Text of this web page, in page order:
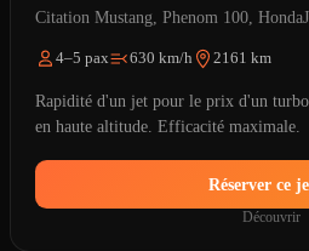
Citation Mustang, Phenom 100,
4–5 pax 630 km/h 2161 km
Rapidité d'un jet pour le prix d'un
en haute altitude. Efficacité maximale.
Réserver ce
Découvrir